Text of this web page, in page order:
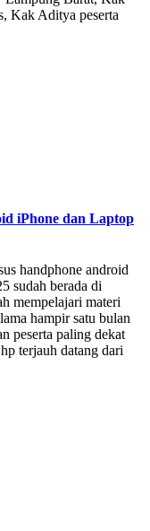
Kak Aditya peserta
iPhone dan Laptop
handphone android
sudah berada di
mempelajari materi
hampir satu bulan
peserta paling dekat
terjauh datang dari